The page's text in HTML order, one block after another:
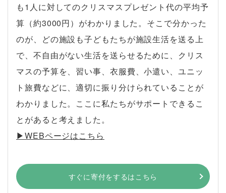
も1人に対してのクリスマスプレゼント代の平均予
算（約3000円）がわかりました。そこで分かった
のが、どの施設も子どもたちが施設生活を送る上
で、不自由がない生活を送らせるために、クリス
マスの予算を、習い事、衣服費、小遣い、ユニッ
ト旅費などに、適切に振り分けられていることが
わかりました。ここに私たちがサポートできるこ
とがあると考えました。
▶︎WEBページはこちら
すぐに寄付をするはこちら